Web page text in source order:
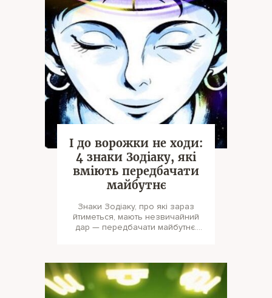
І до ворожки не ходи:
4 знаки Зодіаку, які
вміють передбачати
майбутнє
Знаки Зодіаку, про які зараз
йтиметься, мають незвичайний
дар — передбачати майбутнє.